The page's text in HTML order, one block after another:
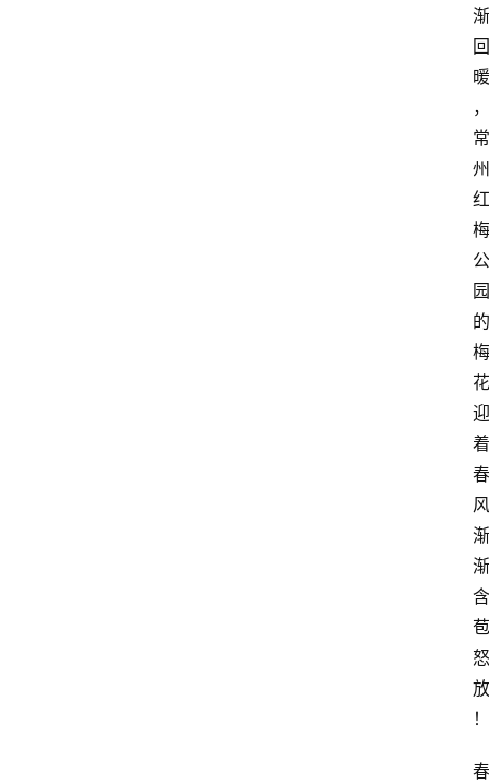
渐
回
暖
，
常
州
红
梅
公
园
的
梅
花
迎
着
春
风
渐
渐
含
苞
怒
放
！
春